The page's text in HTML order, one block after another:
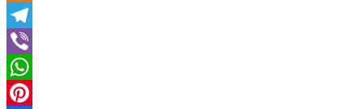
Odnoklassniki
Telegram
Viber
WhatsApp